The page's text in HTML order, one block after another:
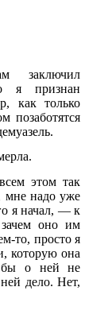
заключил
я признан
как только
позаботятся
этом так
мне надо уже
я начал, — к
оно им
то, просто я
которую она
бы о ней не
дело. Нет,